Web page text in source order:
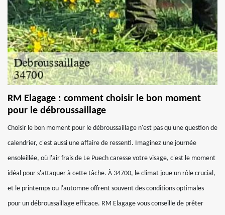
RM Elagage : comment choisir le bon moment
pour le débroussaillage
Choisir le bon moment pour le débroussaillage n'est pas qu'une question de
calendrier, c'est aussi une affaire de ressenti. Imaginez une journée
ensoleillée, où l'air frais de Le Puech caresse votre visage, c'est le moment
idéal pour s'attaquer à cette tâche. À 34700, le climat joue un rôle crucial,
et le printemps ou l'automne offrent souvent des conditions optimales
pour un débroussaillage efficace. RM Elagage vous conseille de prêter